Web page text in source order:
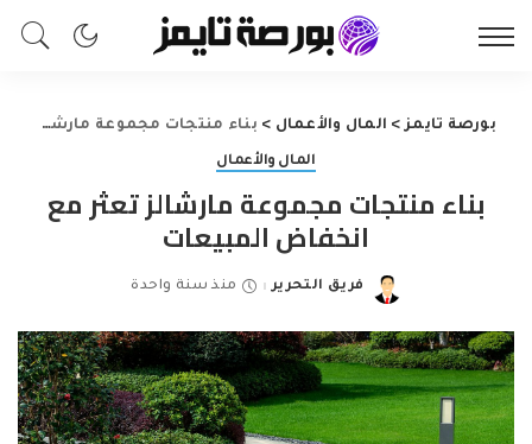
بورصة تايمز> المال والأعمال > بناء منتجات مجموعة مارشالز تعثر مع انخفاض المبيعات
المال والأعمال
بناء منتجات مجموعة مارشالز تعثر مع
انخفاض المبيعات
Posted
فريق التحرير منذ سنة واحدة